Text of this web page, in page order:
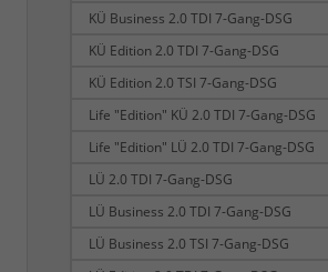
KÜ Business 2.0 TDI 7-Gang-DSG
KÜ Edition 2.0 TDI 7-Gang-DSG
KÜ Edition 2.0 TSI 7-Gang-DSG
Life "Edition" KÜ 2.0 TDI 7-Gang-DSG
Life "Edition" LÜ 2.0 TDI 7-Gang-DSG
LÜ 2.0 TDI 7-Gang-DSG
LÜ Business 2.0 TDI 7-Gang-DSG
LÜ Business 2.0 TSI 7-Gang-DSG